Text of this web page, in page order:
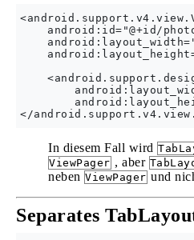
android:id="@+id/
In diesem Fall wird
ViewPager , aber
neben ViewPager und
Separates